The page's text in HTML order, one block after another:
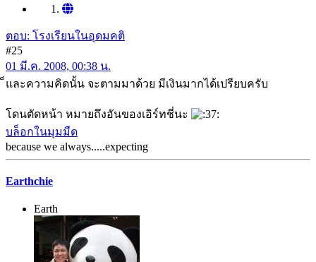
ตอบ: โรงเรียนในอุดมคติ
#25
01 มี.ค. 2008, 00:38 น.
็และความคิดนั้น จะตามมาด้วย มีเงินมากได้เปรียบครับ
โดนตัดหน้า หมายถึงอันของเอิร์ทชี่นะ
บล็อกในมุมมืด
because we always.....expecting
Earthchie
Earth